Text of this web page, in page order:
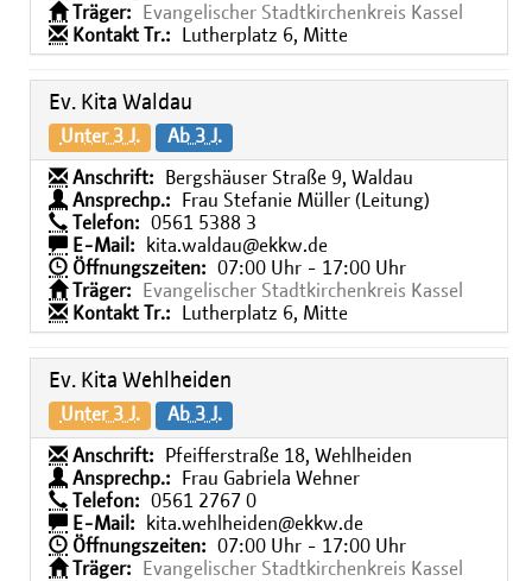
Träger:
Evangelischer Stadtkirchenkreis Kassel
Kontakt Tr.:
Lutherplatz 6, Mitte
Ev. Kita Waldau
Unter 3 J. Ab 3 J.
Anschrift:
Bergshäuser Straße 9, Waldau
Ansprechp.:
Frau Stefanie Müller (Leitung)
Telefon:
0561 5388 3
E-Mail:
kita.waldau@ekkw.de
Öffnungszeiten:
07:00 Uhr - 17:00 Uhr
Träger:
Evangelischer Stadtkirchenkreis Kassel
Kontakt Tr.:
Lutherplatz 6, Mitte
Ev. Kita Wehlheiden
Unter 3 J. Ab 3 J.
Anschrift:
Pfeifferstraße 18, Wehlheiden
Ansprechp.:
Frau Gabriela Wehner
Telefon:
0561 2767 0
E-Mail:
kita.wehlheiden@ekkw.de
Öffnungszeiten:
07:00 Uhr - 17:00 Uhr
Träger:
Evangelischer Stadtkirchenkreis Kassel